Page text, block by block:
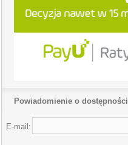
Powiadomienie o dostępności
E-mail: